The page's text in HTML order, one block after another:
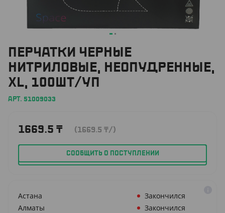
ПЕРЧАТКИ ЧЕРНЫЕ
НИТРИЛОВЫЕ, НЕОПУДРЕННЫЕ,
XL, 100ШТ/УП
АРТ. 51009033
1669.5 ₸ (1669.5 ₸/)
СООБЩИТЬ О ПОСТУПЛЕНИИ
Астана
Закончился
Алматы
Закончился